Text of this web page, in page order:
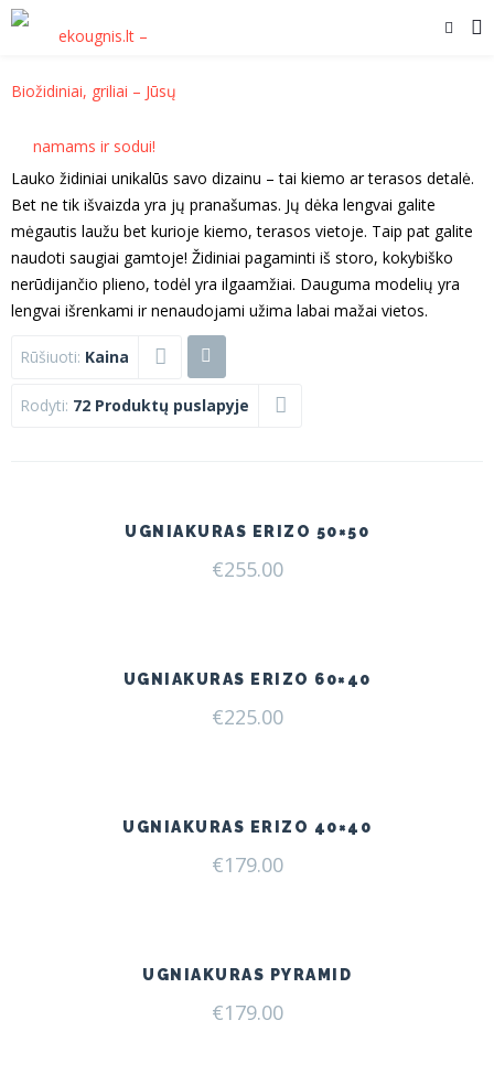
Lauko židiniai unikalūs savo dizainu – tai kiemo ar terasos detalė.
Bet ne tik išvaizda yra jų pranašumas. Jų dėka lengvai galite
mėgautis laužu bet kurioje kiemo, terasos vietoje. Taip pat galite
naudoti saugiai gamtoje! Židiniai pagaminti iš storo, kokybiško
nerūdijančio plieno, todėl yra ilgaamžiai. Dauguma modelių yra
lengvai išrenkami ir nenaudojami užima labai mažai vietos.
Rūšiuoti: Kaina
Rodyti: 72 Produktų puslapyje
UGNIAKURAS ERIZO 50×50
€255.00
UGNIAKURAS ERIZO 60×40
€225.00
UGNIAKURAS ERIZO 40×40
€179.00
UGNIAKURAS PYRAMID
€179.00